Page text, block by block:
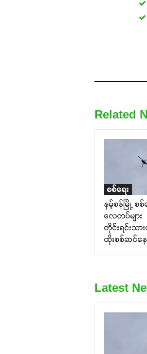
Related
စစ်ရေး
နမ့်စန်မြို့ စ
လေတပ်များ
တိုင်းရင်းသာ
ထိုးစစ်ဆင်နေ
Latest